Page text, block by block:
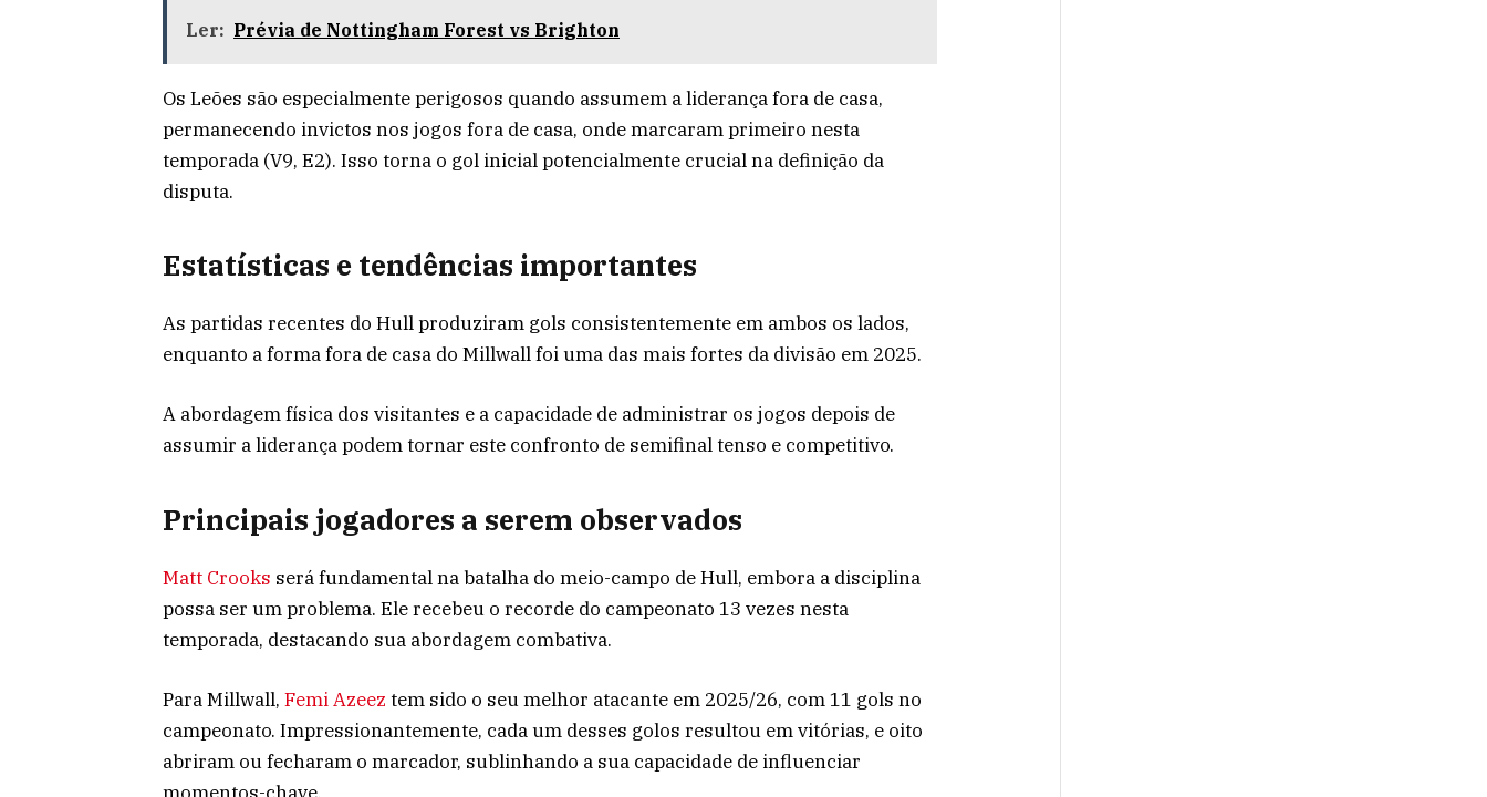
Ler: Prévia de Nottingham Forest vs Brighton
Os Leões são especialmente perigosos quando assumem a liderança fora de casa,
permanecendo invictos nos jogos fora de casa, onde marcaram primeiro nesta
temporada (V9, E2). Isso torna o gol inicial potencialmente crucial na definição da
disputa.
Estatísticas e tendências importantes
As partidas recentes do Hull produziram gols consistentemente em ambos os lados,
enquanto a forma fora de casa do Millwall foi uma das mais fortes da divisão em 2025.
A abordagem física dos visitantes e a capacidade de administrar os jogos depois de
assumir a liderança podem tornar este confronto de semifinal tenso e competitivo.
Principais jogadores a serem observados
Matt Crooks será fundamental na batalha do meio-campo de Hull, embora a disciplina
possa ser um problema. Ele recebeu o recorde do campeonato 13 vezes nesta
temporada, destacando sua abordagem combativa.
Para Millwall, Femi Azeez tem sido o seu melhor atacante em 2025/26, com 11 gols no
campeonato. Impressionantemente, cada um desses golos resultou em vitórias, e oito
abriram ou fecharam o marcador, sublinhando a sua capacidade de influenciar